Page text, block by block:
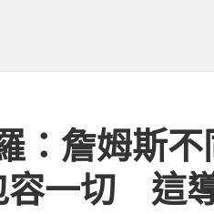
：詹姆斯
一切 這